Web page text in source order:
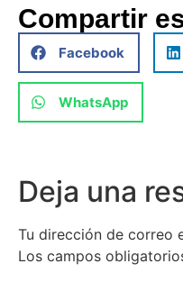
Compartir
Facebook
WhatsApp
Deja una
Tu dirección de correo
Los campos